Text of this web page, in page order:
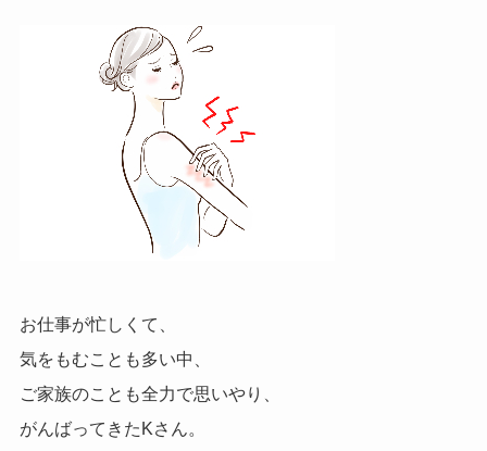
お仕事が忙しくて、
気をもむことも多い中、
ご家族のことも全力で思いやり、
がんばってきたKさん。